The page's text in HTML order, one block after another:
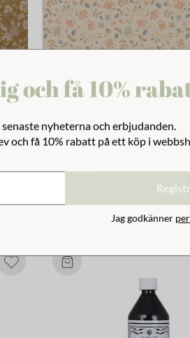
Presentpapper Merle
103 kr 129 kr
och få 10%
nyheterna och erbjudanden.
och få 10% rabatt på ett köp i
Jag godkänner